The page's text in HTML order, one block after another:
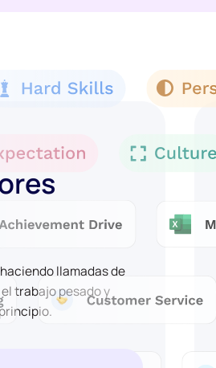
llamadas de
trabajo pesado y